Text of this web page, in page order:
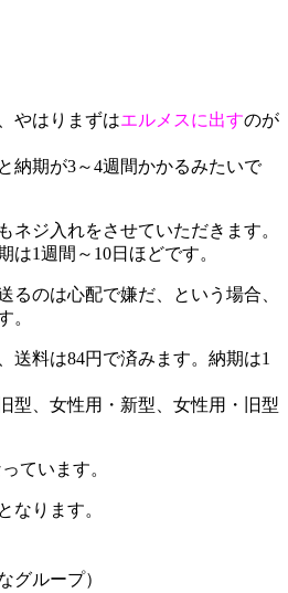
やはりまずはエルメスに出すのが
納期が3～4週間かかるみたいで
ネジ入れをさせていただきます。
は1週間～10日ほどです。
るのは心配で嫌だ、という場合、
。
送料は84円で済みます。納期は1
型、女性用・新型、女性用・旧型
ています。
なります。
グループ）